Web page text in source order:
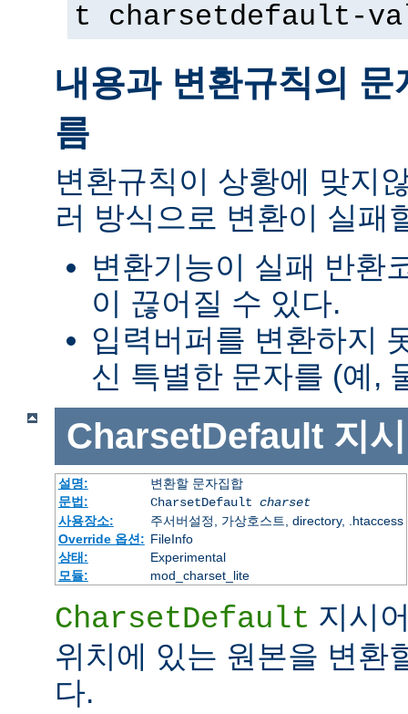
t charsetdefault-
내용과 변환규칙의
름
변환규칙이 상황에 맞지
러 방식으로 변환이 실패
변환기능이 실패 반환
이 끊어질 수 있다.
입력버퍼를 변환하지
신 특별한 문자를 (예,
CharsetDefault 지
설명:
변환할 문자집합
문법:
CharsetDefault charset
사용장소:
주서버설정, 가상호스트, directory, .htaccess
Override 옵션: FileInfo
상태:
Experimental
모듈:
mod_charset_lite
CharsetDefault 지시
위치에 있는 원본을 변환
다.